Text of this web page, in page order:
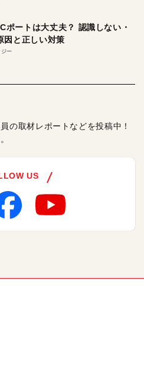
ポートは大丈夫？ 認識しない・
因と正しい対策
ー
の取材レポートなどを投稿中！
US